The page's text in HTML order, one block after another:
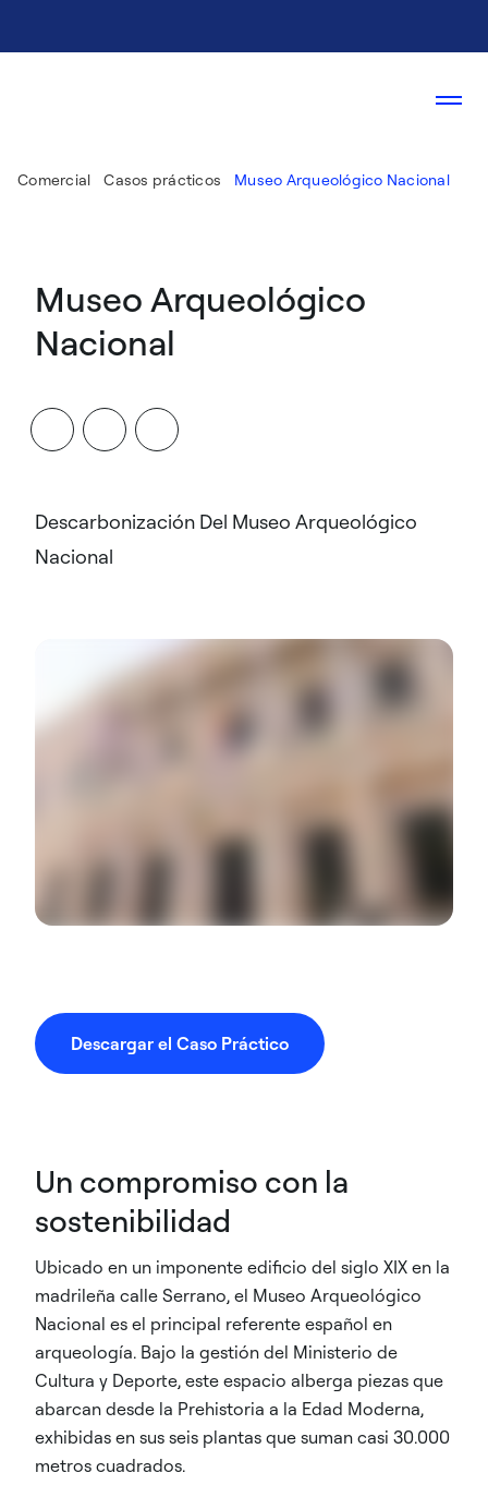
Comercial Casos prácticos Museo Arqueológico Nacional
Museo Arqueológico
Nacional
Descarbonización Del Museo Arqueológico
Nacional
Descargar el Caso Práctico
Un compromiso con la
sostenibilidad
Ubicado en un imponente edificio del siglo XIX en la
madrileña calle Serrano, el Museo Arqueológico
Nacional es el principal referente español en
arqueología. Bajo la gestión del Ministerio de
Cultura y Deporte, este espacio alberga piezas que
abarcan desde la Prehistoria a la Edad Moderna,
exhibidas en sus seis plantas que suman casi 30.000
metros cuadrados.